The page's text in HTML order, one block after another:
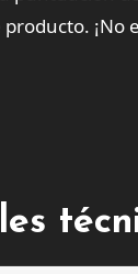
producto. ¡No